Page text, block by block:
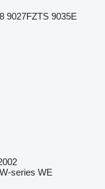
9027FZTS 9035E
W-series WE